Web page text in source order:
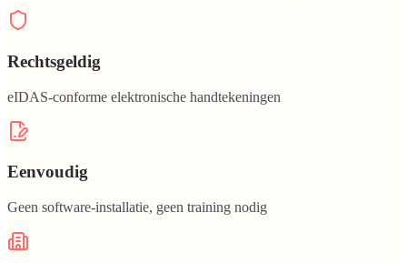
Rechtsgeldig
eIDAS-conforme elektronische handtekeningen
Eenvoudig
Geen software-installatie, geen training nodig